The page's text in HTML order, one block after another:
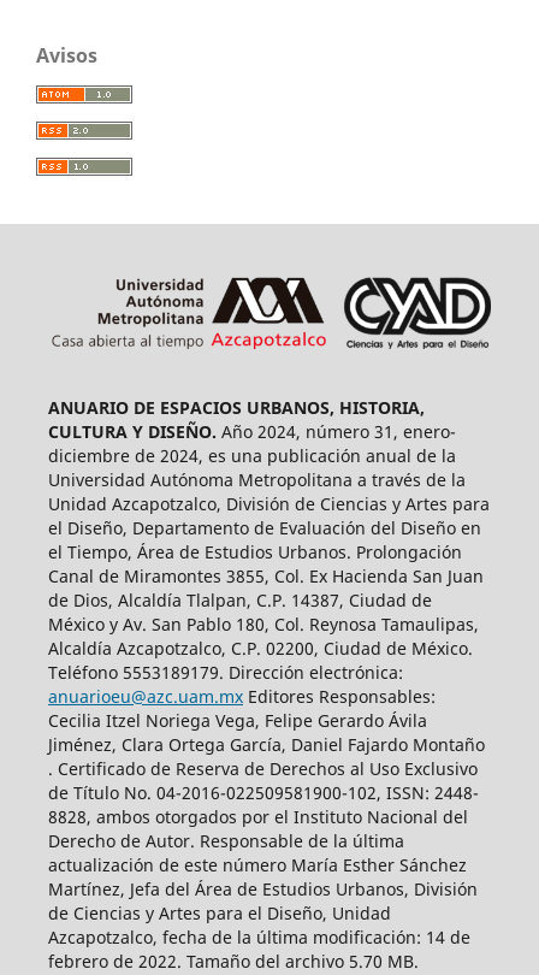
Avisos
ANUARIO DE ESPACIOS URBANOS, HISTORIA,
CULTURA Y DISEÑO. Año 2024, número 31, enero-
diciembre de 2024, es una publicación anual de la
Universidad Autónoma Metropolitana a través de la
Unidad Azcapotzalco, División de Ciencias y Artes para
el Diseño, Departamento de Evaluación del Diseño en
el Tiempo, Área de Estudios Urbanos. Prolongación
Canal de Miramontes 3855, Col. Ex Hacienda San Juan
de Dios, Alcaldía Tlalpan, C.P. 14387, Ciudad de
México y Av. San Pablo 180, Col. Reynosa Tamaulipas,
Alcaldía Azcapotzalco, C.P. 02200, Ciudad de México.
Teléfono 5553189179. Dirección electrónica:
anuarioeu@azc.uam.mxEditores Responsables:
Cecilia Itzel Noriega Vega, Felipe Gerardo Ávila
Jiménez, Clara Ortega García, Daniel Fajardo Montaño
. Certificado de Reserva de Derechos al Uso Exclusivo
de Título No. 04-2016-022509581900-102, ISSN: 2448-
8828, ambos otorgados por el Instituto Nacional del
Derecho de Autor. Responsable de la última
actualización de este número María Esther Sánchez
Martínez, Jefa del Área de Estudios Urbanos, División
de Ciencias y Artes para el Diseño, Unidad
Azcapotzalco, fecha de la última modificación: 14 de
febrero de 2022. Tamaño del archivo 5.70 MB.